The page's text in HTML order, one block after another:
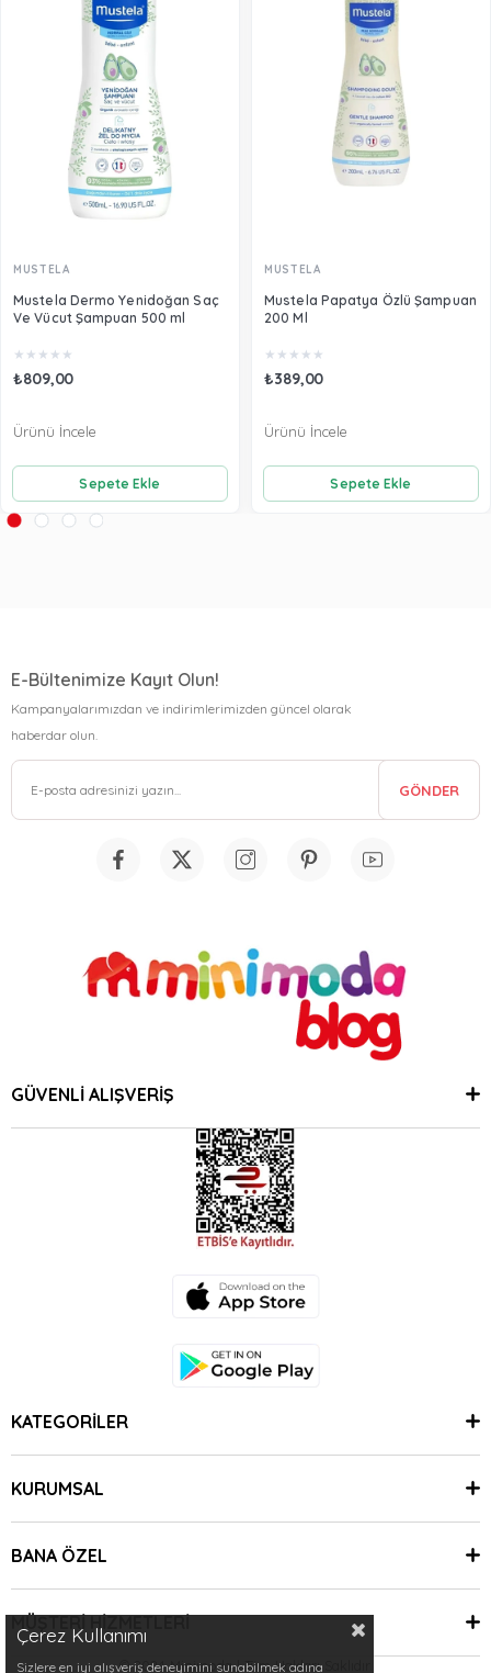
MUSTELA
Mustela Dermo Yenidoğan Saç
Ve Vücut Şampuan 500 ml
★ ★ ★ ★ ★
₺809,00
Sepete Ekle
Ürünü İncele
MUSTELA
Mustela Papatya Özlü Şampuan
200 Ml
★ ★ ★ ★ ★
₺389,00
Sepete Ekle
Ürünü İncele
E-Bültenimize Kayıt Olun!
Kampanyalarımızdan ve indirimlerimizden güncel olarak
haberdar olun.
GÖNDER
GÜVENLİ ALIŞVERİŞ
KATEGORİLER
KURUMSAL
BANA ÖZEL
MÜŞTERİ HİZMETLERİ
© 2024 Minimoda | Tüm Hakları Saklıdır.
Çerez Kullanımı
Sizlere en iyi alışveriş deneyimini sunabilmek adına